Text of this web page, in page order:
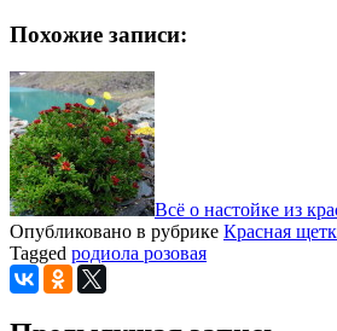
Похожие записи:
Всё о настойке из
Опубликовано в рубрике Красная
Tagged родиола розовая